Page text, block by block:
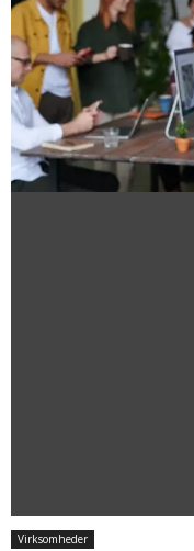
Virksomheder